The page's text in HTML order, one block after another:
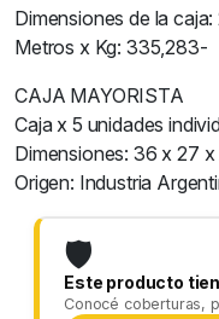
Dimensiones de la
Metros x Kg: 335,283-
CAJA MAYORISTA
Caja x 5 unidades
Dimensiones: 36 x 27
Origen: Industria
🛡️
Este producto
Conocé coberturas,